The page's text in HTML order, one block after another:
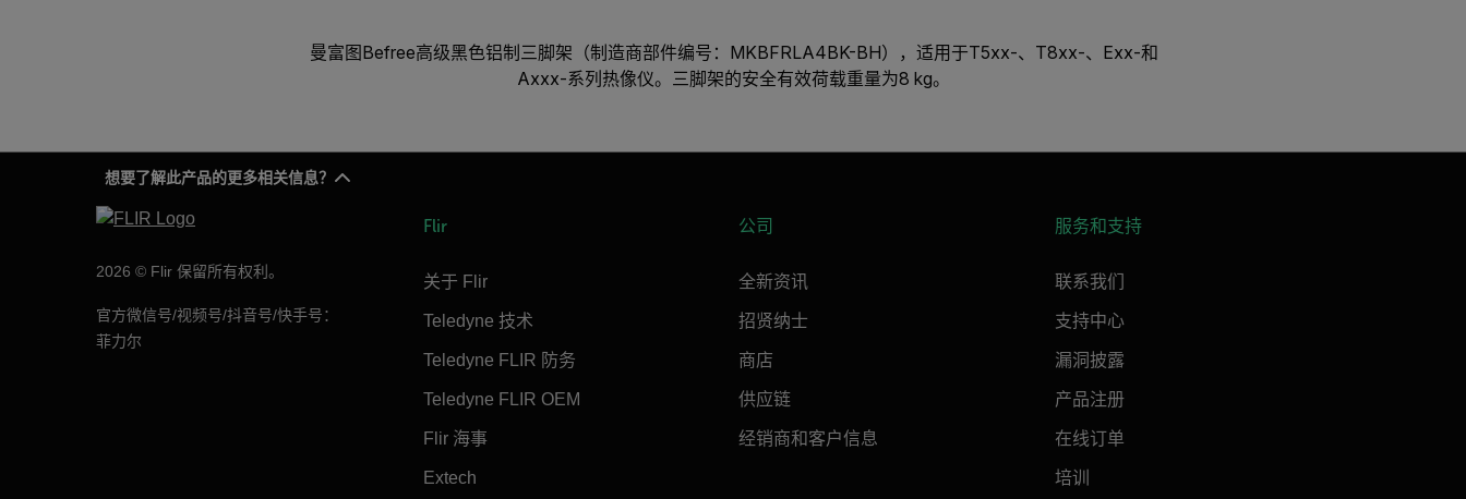
曼富图Befree高级黑色铝制三脚架（制造商部件编号：MKBFRLA4BK-BH），适用于T5xx-、T8xx-、Exx-和
Axxx-系列热像仪。三脚架的安全有效荷载重量为8 kg。
想要了解此产品的更多相关信息？
2026 © Flir 保留所有权利。
官方微信号/视频号/抖音号/快手号：
菲力尔
Flir
关于 Flir
Teledyne 技术
Teledyne FLIR 防务
Teledyne FLIR OEM
Flir 海事
Extech
公司
全新资讯
招贤纳士
商店
供应链
经销商和客户信息
服务和支持
联系我们
支持中心
漏洞披露
产品注册
在线订单
培训